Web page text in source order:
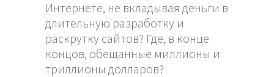
Интернете, не вкладывая деньги в
длительную разработку и
раскрутку сайтов? Где, в конце
концов, обещанные миллионы и
триллионы долларов?